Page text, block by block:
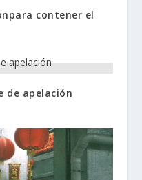
contener el
de apelación